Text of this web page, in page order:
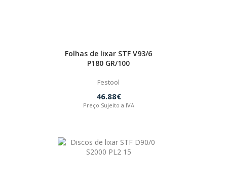
Folhas de lixar STF V93/6
P180 GR/100
Festool
46.88€
Preço Sujeito a IVA